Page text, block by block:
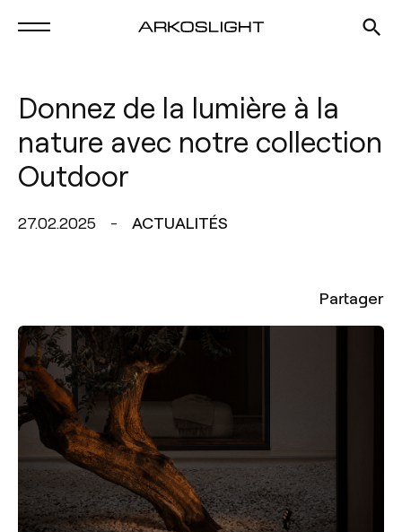
Donnez de la lumière à la
nature avec notre collection
Outdoor
27.02.2025 ACTUALITÉS
Partager